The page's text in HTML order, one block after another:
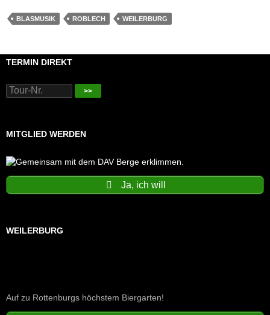
BLASMUSIK ROBLECH WEILERBURG
TERMIN DIREKT
>>
MITGLIED WERDEN
Ja, ich will
WEILERBURG
Auf zu Rottenburgs höchstem Biergarten!